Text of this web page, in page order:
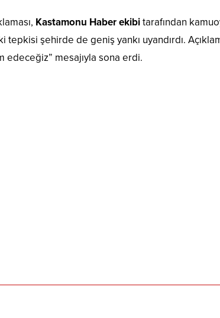
Kastamonu Haber ekibitarafından
şehirde de geniş yankı uyandırdı.
edeceğiz” mesajıyla sona erdi.